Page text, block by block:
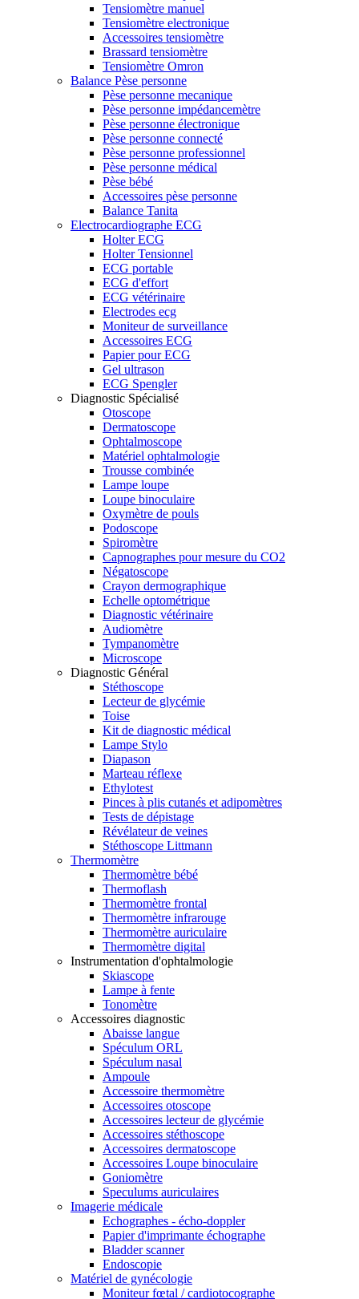
Tensiomètre manuel
Tensiomètre electronique
Accessoires tensiomètre
Brassard tensiomètre
Tensiomètre Omron
Balance Pèse personne
Pèse personne mecanique
Pèse personne impédancemètre
Pèse personne électronique
Pèse personne connecté
Pèse personne professionnel
Pèse personne médical
Pèse bébé
Accessoires pèse personne
Balance Tanita
Electrocardiographe ECG
Holter ECG
Holter Tensionnel
ECG portable
ECG d'effort
ECG vétérinaire
Electrodes ecg
Moniteur de surveillance
Accessoires ECG
Papier pour ECG
Gel ultrason
ECG Spengler
Diagnostic Spécialisé
Otoscope
Dermatoscope
Ophtalmoscope
Matériel ophtalmologie
Trousse combinée
Lampe loupe
Loupe binoculaire
Oxymètre de pouls
Podoscope
Spiromètre
Capnographes pour mesure du CO2
Négatoscope
Crayon dermographique
Echelle optométrique
Diagnostic vétérinaire
Audiomètre
Tympanomètre
Microscope
Diagnostic Général
Stéthoscope
Lecteur de glycémie
Toise
Kit de diagnostic médical
Lampe Stylo
Diapason
Marteau réflexe
Ethylotest
Pinces à plis cutanés et adipomètres
Tests de dépistage
Révélateur de veines
Stéthoscope Littmann
Thermomètre
Thermomètre bébé
Thermoflash
Thermomètre frontal
Thermomètre infrarouge
Thermomètre auriculaire
Thermomètre digital
Instrumentation d'ophtalmologie
Skiascope
Lampe à fente
Tonomètre
Accessoires diagnostic
Abaisse langue
Spéculum ORL
Spéculum nasal
Ampoule
Accessoire thermomètre
Accessoires otoscope
Accessoires lecteur de glycémie
Accessoires stéthoscope
Accessoires dermatoscope
Accessoires Loupe binoculaire
Goniomètre
Speculums auriculaires
Imagerie médicale
Echographes - écho-doppler
Papier d'imprimante échographe
Bladder scanner
Endoscopie
Matériel de gynécologie
Moniteur fœtal / cardiotocographe